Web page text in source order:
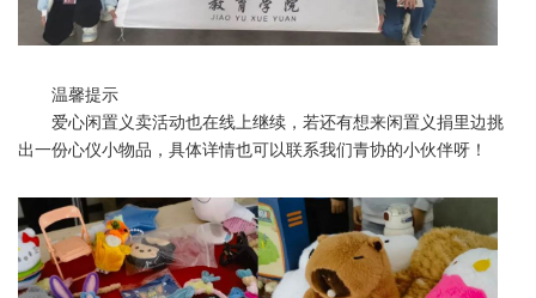
温馨提示
爱心闲置义卖活动也在线上继续，若还有想来闲置义捐里边挑
出一份心仪小物品，具体详情也可以联系我们青协的小伙伴呀！